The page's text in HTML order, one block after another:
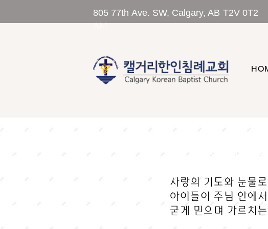
805 77th Ave. SW, Calgary, AB T2V 0T2
am
사랑의 기도와 눈물
아이들이 주님 안에
굳게 믿으며 가르치